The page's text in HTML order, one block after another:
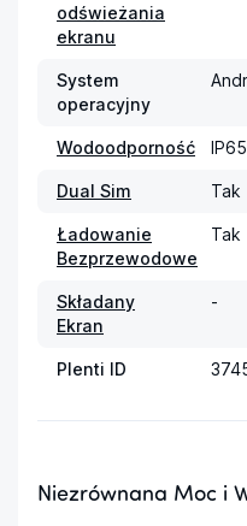
odświeżania
ekranu
System
operacyjny
Wodoodporność IP65
Dual Sim Tak
Ładowanie
Bezprzewodowe
Tak
Składany
Ekran
-
Plenti ID
Niezrównana Moc i